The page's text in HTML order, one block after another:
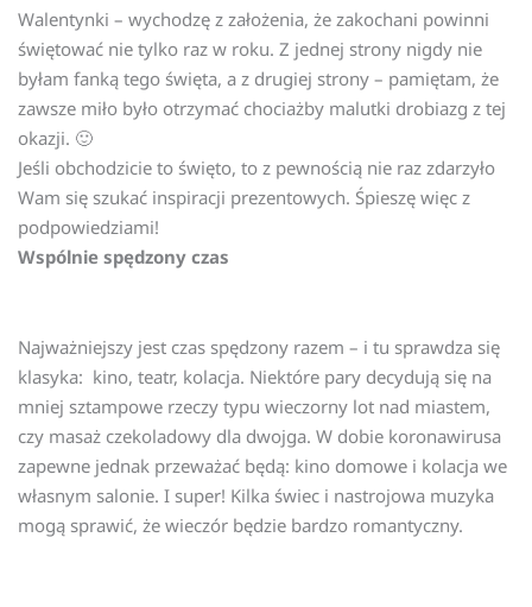
Walentynki – wychodzę z założenia, że zakochani powinni
świętować nie tylko raz w roku. Z jednej strony nigdy nie
byłam fanką tego święta, a z drugiej strony – pamiętam, że
zawsze miło było otrzymać chociażby malutki drobiazg z tej
okazji. 🙂
Jeśli obchodzicie to święto, to z pewnością nie raz zdarzyło
Wam się szukać inspiracji prezentowych. Śpieszę więc z
podpowiedziami!
Wspólnie spędzony czas
Najważniejszy jest czas spędzony razem – i tu sprawdza się
klasyka: kino, teatr, kolacja. Niektóre pary decydują się na
mniej sztampowe rzeczy typu wieczorny lot nad miastem,
czy masaż czekoladowy dla dwojga. W dobie koronawirusa
zapewne jednak przeważać będą: kino domowe i kolacja we
własnym salonie. I super! Kilka świec i nastrojowa muzyka
mogą sprawić, że wieczór będzie bardzo romantyczny.